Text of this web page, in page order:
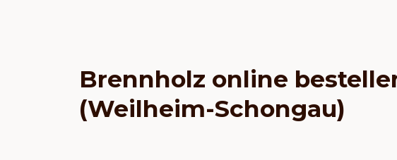
Brennholz online
(Weilheim-Schongau)